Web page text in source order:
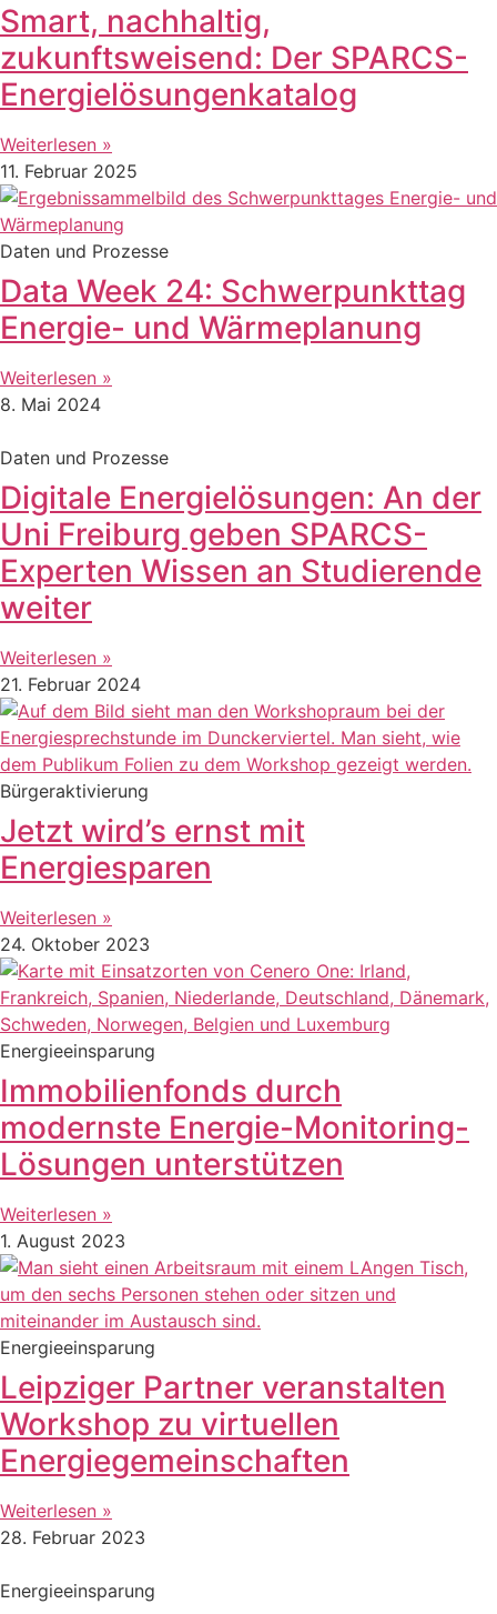
Smart, nachhaltig,
zukunftsweisend: Der SPARCS-
Energielösungenkatalog
Weiterlesen »
11. Februar 2025
Daten und Prozesse
Data Week 24: Schwerpunkttag
Energie- und Wärmeplanung
Weiterlesen »
8. Mai 2024
Daten und Prozesse
Digitale Energielösungen: An der
Uni Freiburg geben SPARCS-
Experten Wissen an Studierende
weiter
Weiterlesen »
21. Februar 2024
Bürgeraktivierung
Jetzt wird’s ernst mit
Energiesparen
Weiterlesen »
24. Oktober 2023
Energieeinsparung
Immobilienfonds durch
modernste Energie-Monitoring-
Lösungen unterstützen
Weiterlesen »
1. August 2023
Energieeinsparung
Leipziger Partner veranstalten
Workshop zu virtuellen
Energiegemeinschaften
Weiterlesen »
28. Februar 2023
Energieeinsparung